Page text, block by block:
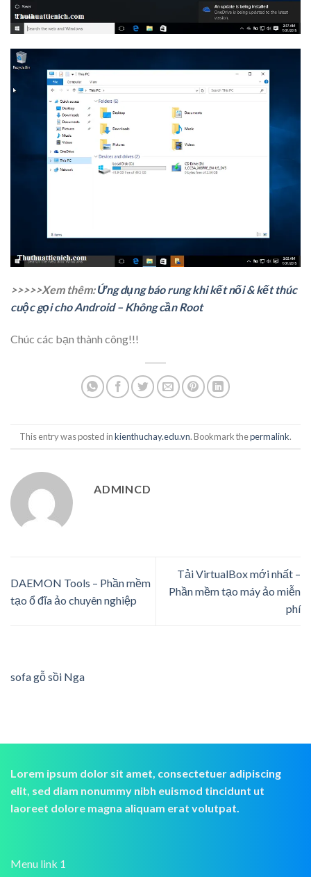
>>>>>Xem thêm:Ứng dụng báo rung khi kết nối & kết thúc
cuộc gọi cho Android – Không cần Root
Chúc các bạn thành công!!!
This entry was posted inkienthuchay.edu.vn. Bookmark thepermalink.
ADMINCD
DAEMON Tools – Phần mềm
tạo ổ đĩa ảo chuyên nghiệp
Tải VirtualBox mới nhất –
Phần mềm tạo máy ảo miễn
phí
sofa gỗ sồi Nga
Lorem ipsum dolor sit amet, consectetuer adipiscing
elit, sed diam nonummy nibh euismod tincidunt ut
laoreet dolore magna aliquam erat volutpat.
Menu link 1